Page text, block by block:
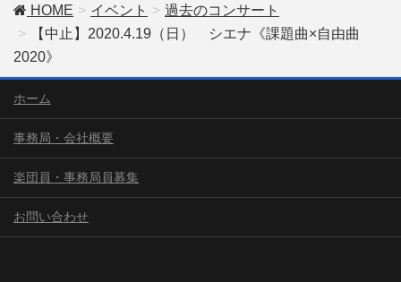
HOME イベント
過去のコンサート
【中止】2020.4.19（日） シエナ《課題曲×自由曲
2020》
ホーム
事務局・会社概要
楽団員・事務局員募集
お問い合わせ